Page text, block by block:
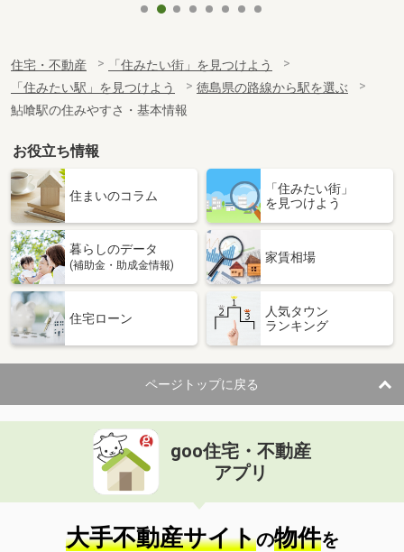
住宅・不動産
「住みたい街」を見つけよう
「住みたい駅」を見つけよう
徳島県の路線から駅を選ぶ
鮎喰駅の住みやすさ・基本情報
お役立ち情報
住まいのコラム
「住みたい街」
を見つけよう
暮らしのデータ
(補助金・助成金情報)
家賃相場
住宅ローン
人気タウン
ランキング
ページトップに戻る
goo住宅・不動産
アプリ
大手不動産サイトの物件を